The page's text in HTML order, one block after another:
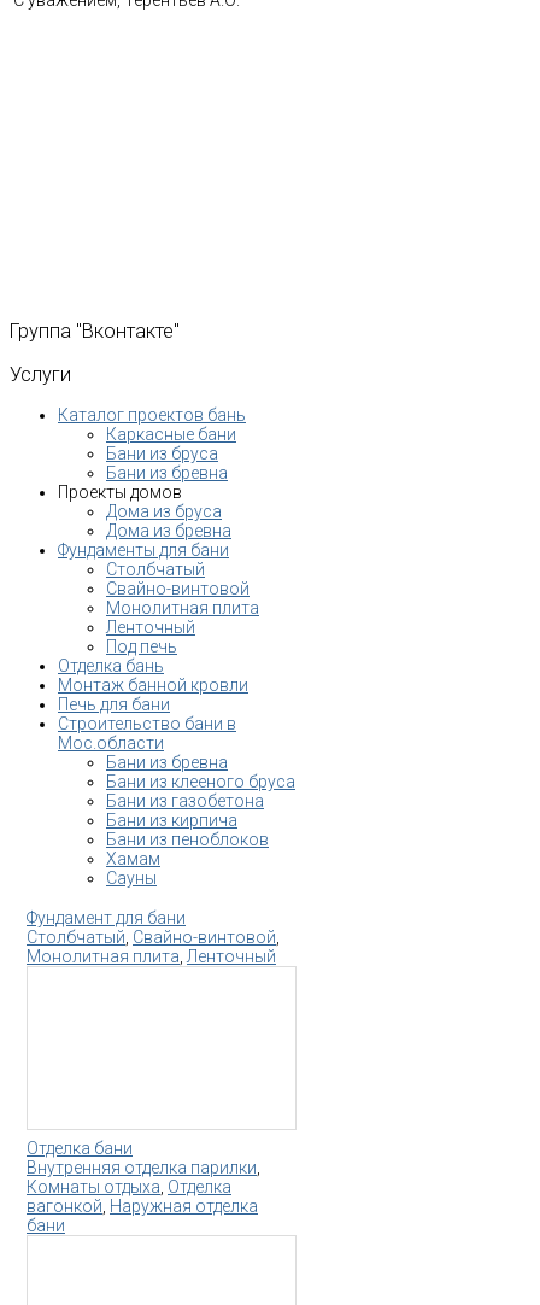
Группа "Вконтакте"
Услуги
Каталог проектов бань
Каркасные бани
Бани из бруса
Бани из бревна
Проекты домов
Дома из бруса
Дома из бревна
Фундаменты для бани
Столбчатый
Свайно-винтовой
Монолитная плита
Ленточный
Под печь
Отделка бань
Монтаж банной кровли
Печь для бани
Строительство бани в
Мос.области
Бани из бревна
Бани из клееного бруса
Бани из газобетона
Бани из кирпича
Бани из пеноблоков
Хамам
Сауны
Фундамент для бани
Столбчатый Свайно-винтовой
Монолитная плита Ленточный
Отделка бани
Внутренняя отделка парилки
Комнаты отдыха Отделка
вагонкой Наружная отделка
бани